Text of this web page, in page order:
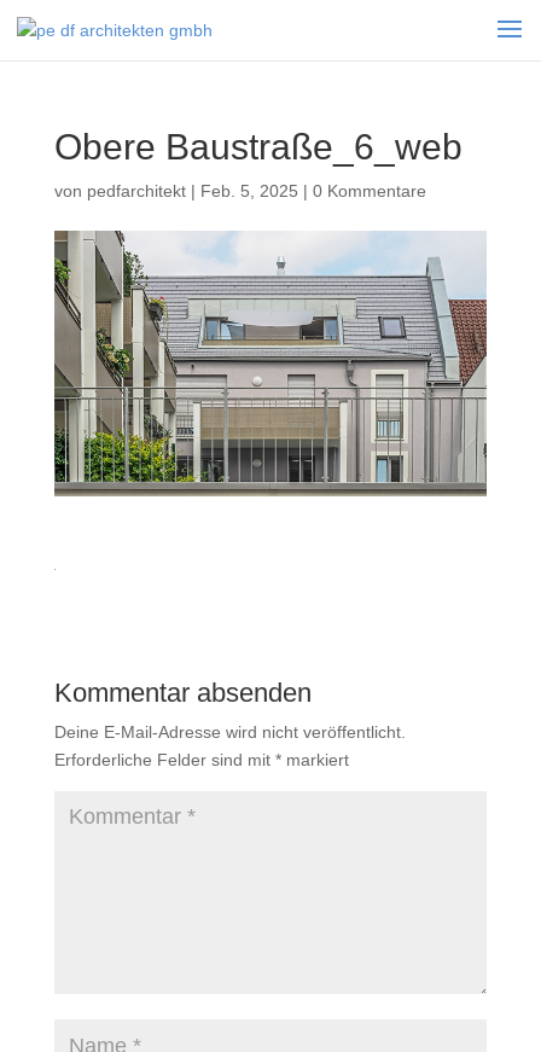
Obere Baustraße_6_web
von pedfarchitekt| Feb. 5, 2025 | 0 Kommentare
Kommentar absenden
Deine E-Mail-Adresse wird nicht veröffentlicht.
Erforderliche Felder sind mit *markiert